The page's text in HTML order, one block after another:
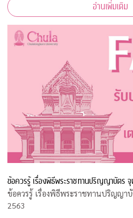
อ่านเพิ่มเติม
ข้อควรรู้ เรื่องพิธีพระราชทานปริญญาบัตร
ข้อควรรู้ เรื่องพิธีพระราชทานปริญญา
2563